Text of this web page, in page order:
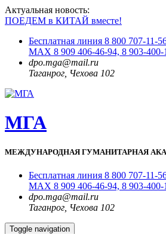
Актуальная новость:
ПОЕДЕМ в КИТАЙ вместе!
Бесплатная линия 8 800 707-11-
MAX 8 909 406-46-94, 8 903-400-
dpo.mga@mail.ru
Таганрог, Чехова 102
МГА
МЕЖДУНАРОДНАЯ ГУМАНИТАРНАЯ
Бесплатная линия 8 800 707-11-
MAX 8 909 406-46-94, 8 903-400-
dpo.mga@mail.ru
Таганрог, Чехова 102
Toggle navigation